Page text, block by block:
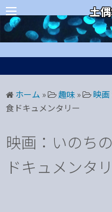
コ
ン
ン
ス
キ
プ
土
カテゴリー
ホーム » 趣味 » 映画
食ドキュメンタリー
映画：いのち
ドキュメンタ